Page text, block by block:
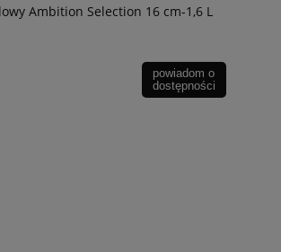
Ambition Selection 16 cm-1,6 L
powiadom o
dostępności